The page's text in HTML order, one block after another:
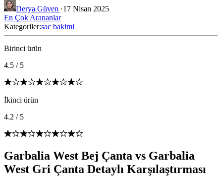
Derya Güven ·17 Nisan 2025
En Çok Arananlar
Kategoriler:sac bakimi
Birinci ürün
4.5 / 5
İkinci ürün
4.2 / 5
Garbalia West Bej Çanta vs Garbalia
West Gri Çanta Detaylı Karşılaştırması